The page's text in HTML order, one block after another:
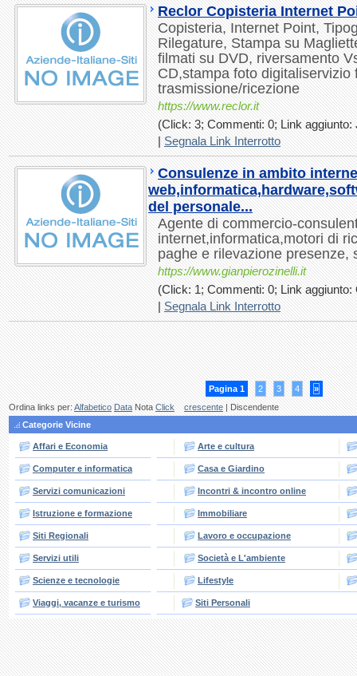
Reclor Copisteria Internet
Copisteria, Internet Point,
Rilegature, Stampa su
filmati su DVD, riversamento
CD,stampa foto digitaliservizio
trasmissione/ricezione
https://www.reclor.it
(Click: 3; Commenti: 0; Link aggiunto:
|Segnala Link Interrotto
Consulenze in ambito
del personale...
Agente di commercio-
internet,informatica,motori di
paghe e rilevazione presenze,
https://www.gianpierozinelli.it
(Click: 1; Commenti: 0; Link aggiunto:
|Segnala Link Interrotto
Pagina 1 2 3 4
»
Ordina links per:Alfabetico DataNotaClick crescente| Discendente
Categorie Vicine
Affari e Economia Arte e cultura
Computer e informatica Casa e Giardino
Servizi comunicazioni Incontri & incontro online
Istruzione e formazione Immobiliare
Siti Regionali Lavoro e occupazione
Servizi utili Società e L'ambiente
Scienze e tecnologie Lifestyle
Viaggi, vacanze e turismo Siti Personali